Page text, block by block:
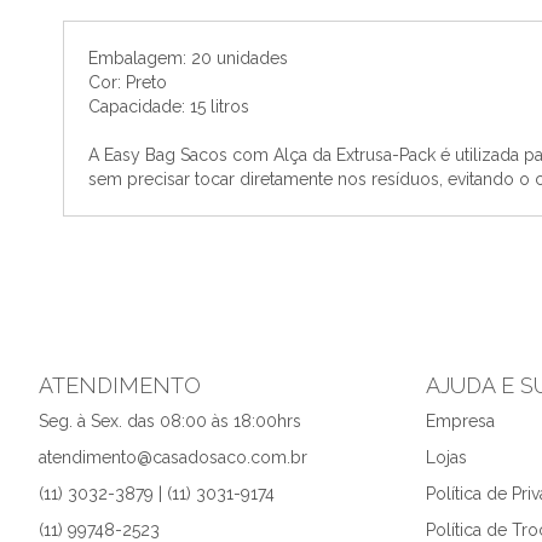
Galeria
Embalagem: 20 unidades
Cor: Preto
Capacidade: 15 litros
A Easy Bag Sacos com Alça da Extrusa-Pack é utilizada
sem precisar tocar diretamente nos resíduos, evitando o
ATENDIMENTO
Seg. à Sex. das 08:00 às 18:00hrs
atendimento@casadosaco.com.br
(11) 3032-3879 | (11) 3031-9174
(11) 99748-2523
AJUDA E
Empresa
Lojas
Política de
Política de